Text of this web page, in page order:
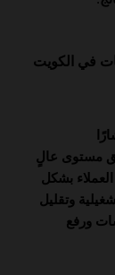
مستوى عالٍ
بشكل
وتقليل
ورفع